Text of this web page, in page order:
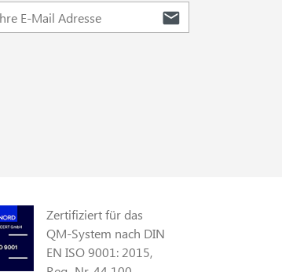
Zertifiziert für das
QM-System nach DIN
EN ISO 9001: 2015,